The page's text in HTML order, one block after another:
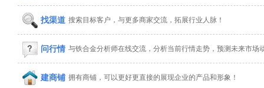
找渠道 搜索目标客户，与更多商家交流，拓展行业人脉！
问行情 与铁合金分析师在线交流，分析当前行情走势，预测未来市场
建商铺 拥有商铺，可以更好更直接的展现企业的产品和形象！